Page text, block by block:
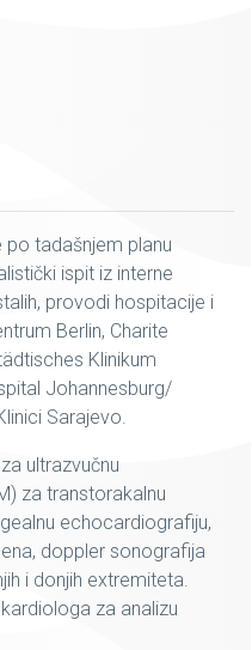
tadašnjem planu
ispit iz interne
provodi hospitacije i
Berlin, Charite
Klinikum
Johannesburg/
Sarajevo.
ultrazvučnu
za transtorakalnu
echocardiografiju,
doppler sonografija
i donjih extremiteta.
za analizu